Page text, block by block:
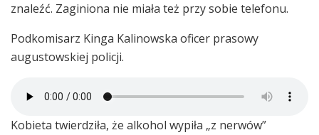
znaleźć. Zaginiona nie miała też przy sobie telefonu.
Podkomisarz Kinga Kalinowska oficer prasowy
augustowskiej policji.
Kobieta twierdziła, że alkohol wypiła „z nerwów”